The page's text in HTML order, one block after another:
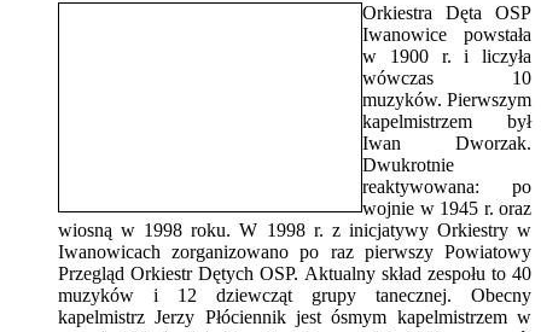
Orkiestra Dęta OSP
Iwanowice powstała
w 1900 r. i liczyła
wówczas 10
muzyków. Pierwszym
kapelmistrzem był
Iwan Dworzak.
Dwukrotnie
reaktywowana: po
wojnie w 1945 r. oraz
wiosną w 1998 roku. W 1998 r. z inicjatywy Orkiestry w
Iwanowicach zorganizowano po raz pierwszy Powiatowy
Przegląd Orkiestr Dętych OSP. Aktualny skład zespołu to 40
muzyków i 12 dziewcząt grupy tanecznej. Obecny
kapelmistrz Jerzy Płóciennik jest ósmym kapelmistrzem w